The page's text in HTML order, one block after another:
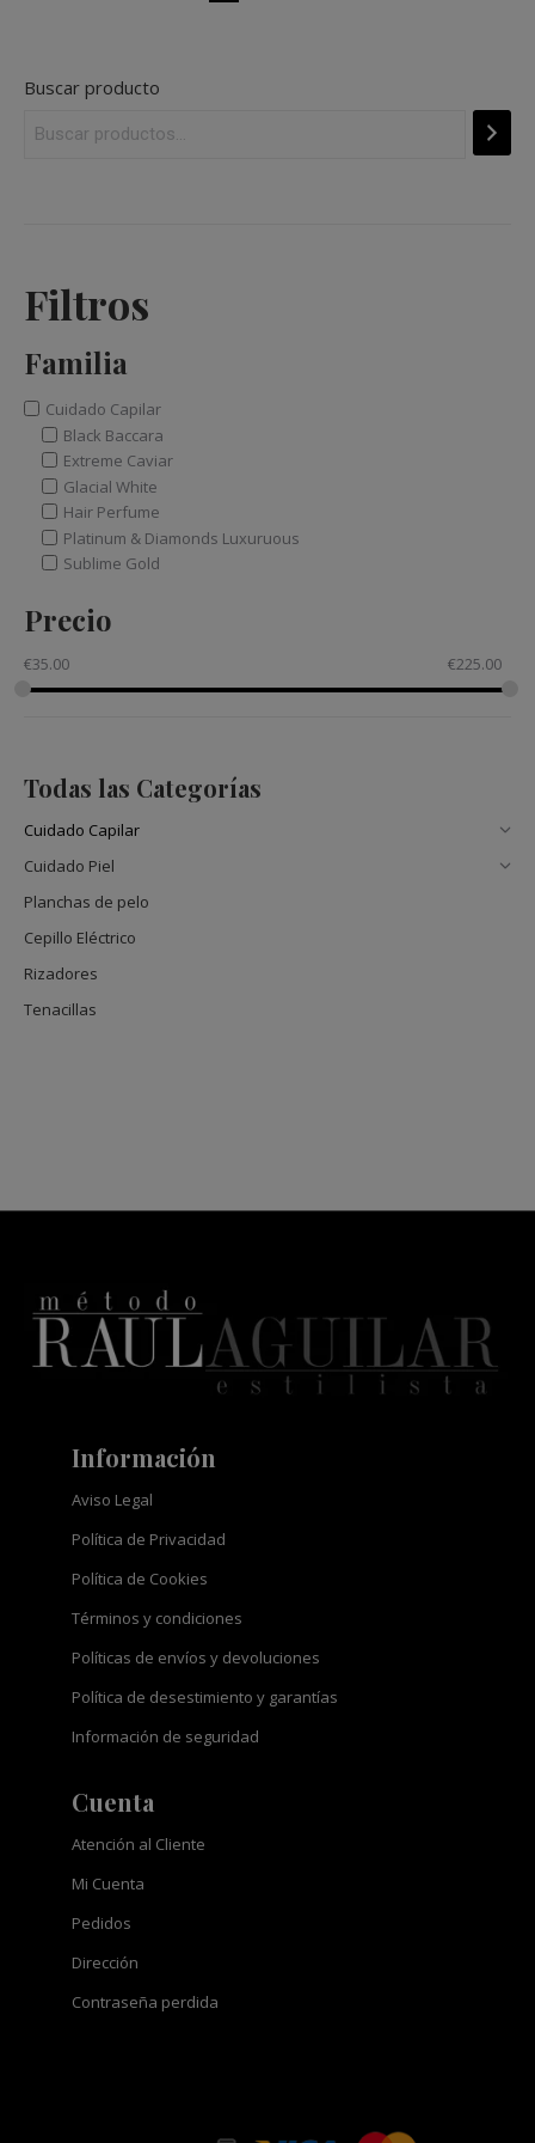
Buscar producto
Filtros
Familia
Cuidado Capilar
Black Baccara
Extreme Caviar
Glacial White
Hair Perfume
Platinum & Diamonds Luxuruous
Sublime Gold
Precio
€35.00 €225.00
Todas las Categorías
Cuidado Capilar
Cuidado Piel
Planchas de pelo
Cepillo Eléctrico
Rizadores
Tenacillas
Información
Aviso Legal
Política de Privacidad
Política de Cookies
Términos y condiciones
Políticas de envíos y devoluciones
Política de desestimiento y garantías
Información de seguridad
Cuenta
Atención al Cliente
Mi Cuenta
Pedidos
Dirección
Contraseña perdida